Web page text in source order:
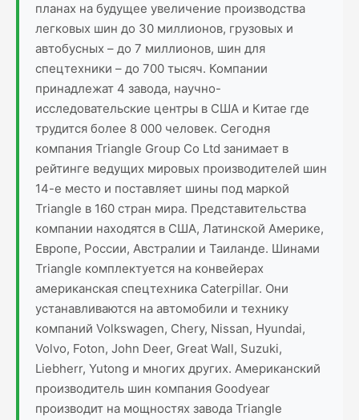
планах на будущее увеличение производства
легковых шин до 30 миллионов, грузовых и
автобусных – до 7 миллионов, шин для
спецтехники – до 700 тысяч. Компании
принадлежат 4 завода, научно-
исследовательские центры в США и Китае где
трудится более 8 000 человек. Сегодня
компания Triangle Group Co Ltd занимает в
рейтинге ведущих мировых производителей шин
14-е место и поставляет шины под маркой
Triangle в 160 стран мира. Представительства
компании находятся в США, Латинской Америке,
Европе, России, Австралии и Таиланде. Шинами
Triangle комплектуется на конвейерах
американская спецтехника Caterpillar. Они
устанавливаются на автомобили и технику
компаний Volkswagen, Chery, Nissan, Hyundai,
Volvo, Foton, John Deer, Great Wall, Suzuki,
Liebherr, Yutong и многих других. Американский
производитель шин компания Goodyear
производит на мощностях завода Triangle